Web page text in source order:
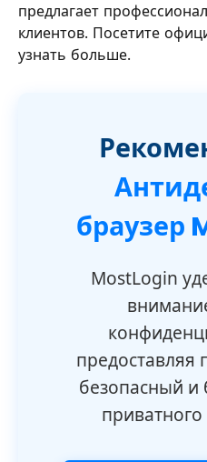
предлагает
клиентов. Посетите
узнать больше.
браузер
MostLogin
предоставляя
безопасный